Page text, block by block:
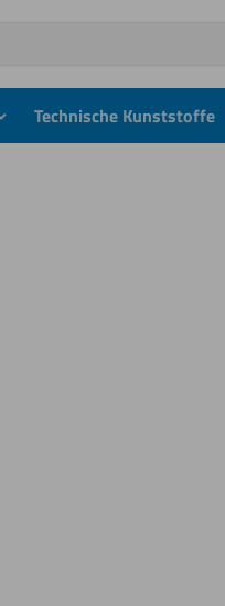
Technische Kunststoffe